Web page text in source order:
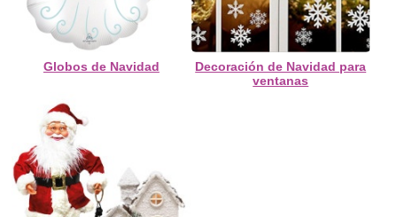
Globos de Navidad
Decoración de Navidad para
ventanas